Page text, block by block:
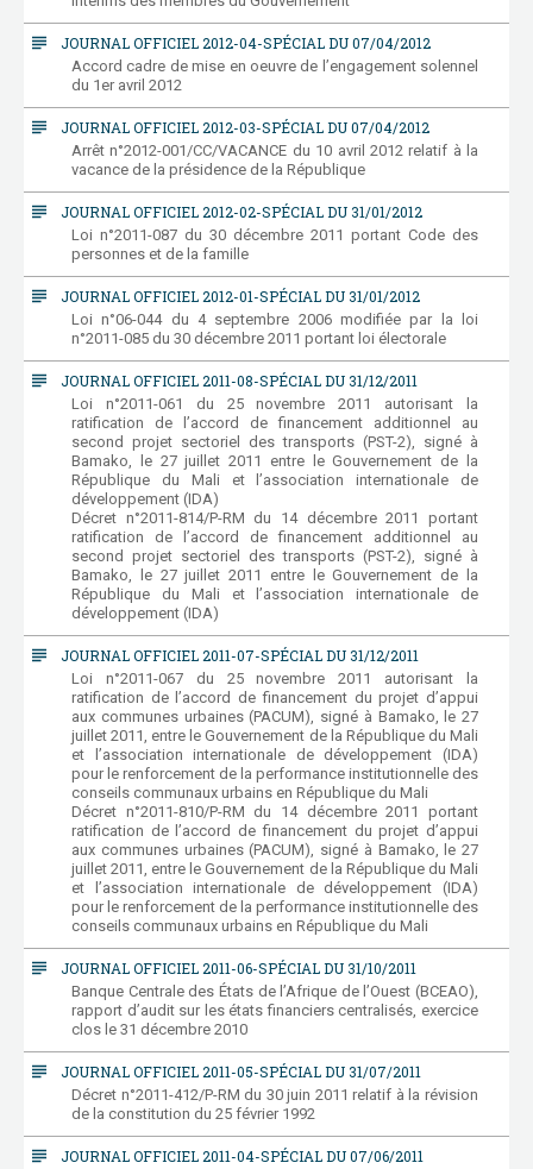
subject JOURNAL OFFICIEL 2012-04-SPÉCIAL DU 07/04/2012
Accord cadre de mise en oeuvre de l’engagement solennel
du 1er avril 2012
subject JOURNAL OFFICIEL 2012-03-SPÉCIAL DU 07/04/2012
Arrêt n°2012-001/CC/VACANCE du 10 avril 2012 relatif à la
vacance de la présidence de la République
subject JOURNAL OFFICIEL 2012-02-SPÉCIAL DU 31/01/2012
Loi n°2011-087 du 30 décembre 2011 portant Code des
personnes et de la famille
subject JOURNAL OFFICIEL 2012-01-SPÉCIAL DU 31/01/2012
Loi n°06-044 du 4 septembre 2006 modifiée par la loi
n°2011-085 du 30 décembre 2011 portant loi électorale
subject JOURNAL OFFICIEL 2011-08-SPÉCIAL DU 31/12/2011
Loi n°2011-061 du 25 novembre 2011 autorisant la
ratification de l’accord de financement additionnel au
second projet sectoriel des transports (PST-2), signé à
Bamako, le 27 juillet 2011 entre le Gouvernement de la
République du Mali et l’association internationale de
développement (IDA)
Décret n°2011-814/P-RM du 14 décembre 2011 portant
ratification de l’accord de financement additionnel au
second projet sectoriel des transports (PST-2), signé à
Bamako, le 27 juillet 2011 entre le Gouvernement de la
République du Mali et l’association internationale de
développement (IDA)
subject JOURNAL OFFICIEL 2011-07-SPÉCIAL DU 31/12/2011
Loi n°2011-067 du 25 novembre 2011 autorisant la
ratification de l’accord de financement du projet d’appui
aux communes urbaines (PACUM), signé à Bamako, le 27
juillet 2011, entre le Gouvernement de la République du Mali
et l’association internationale de développement (IDA)
pour le renforcement de la performance institutionnelle des
conseils communaux urbains en République du Mali
Décret n°2011-810/P-RM du 14 décembre 2011 portant
ratification de l’accord de financement du projet d’appui
aux communes urbaines (PACUM), signé à Bamako, le 27
juillet 2011, entre le Gouvernement de la République du Mali
et l’association internationale de développement (IDA)
pour le renforcement de la performance institutionnelle des
conseils communaux urbains en République du Mali
subject JOURNAL OFFICIEL 2011-06-SPÉCIAL DU 31/10/2011
Banque Centrale des États de l’Afrique de l’Ouest (BCEAO),
rapport d’audit sur les états financiers centralisés, exercice
clos le 31 décembre 2010
subject JOURNAL OFFICIEL 2011-05-SPÉCIAL DU 31/07/2011
Décret n°2011-412/P-RM du 30 juin 2011 relatif à la révision
de la constitution du 25 février 1992
subject JOURNAL OFFICIEL 2011-04-SPÉCIAL DU 07/06/2011